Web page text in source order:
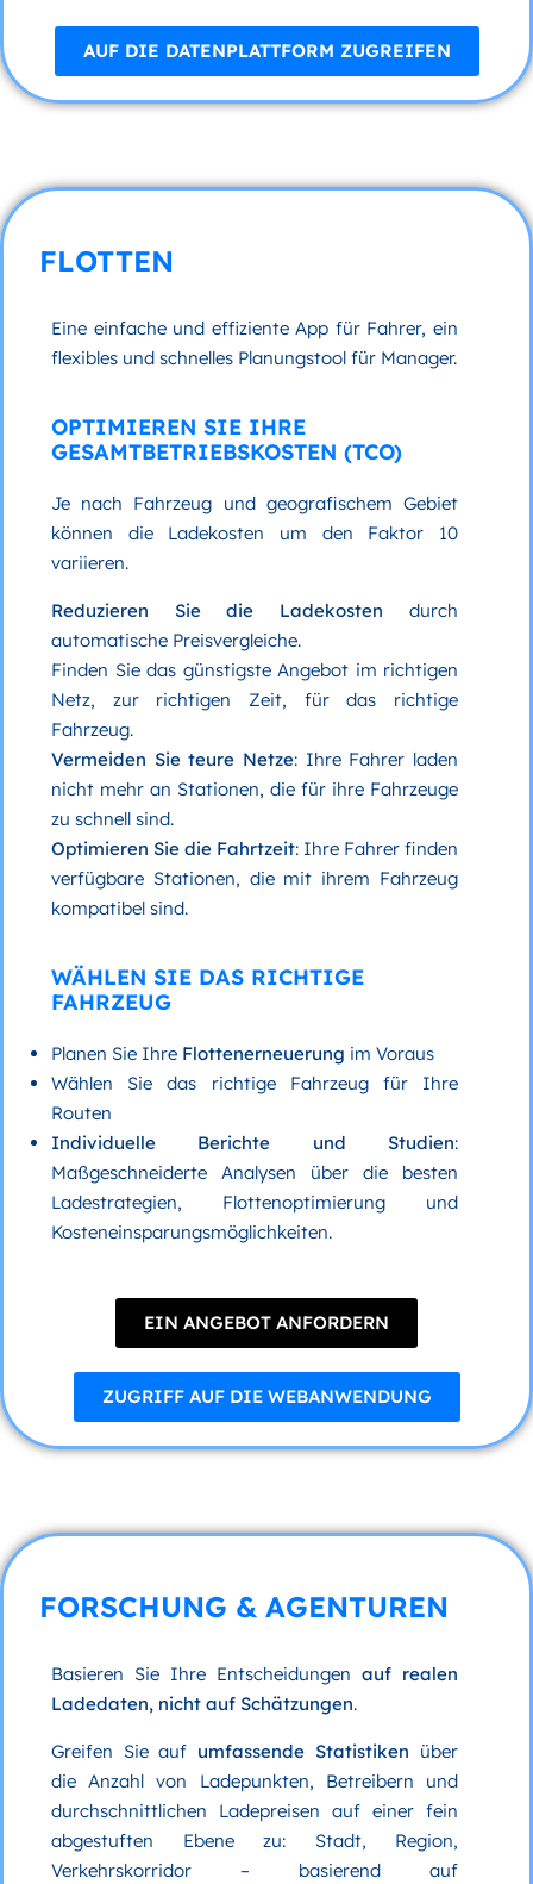
AUF DIE DATENPLATTFORM ZUGREIFEN
FLOTTEN
Eine einfache und effiziente App für Fahrer, ein
flexibles und schnelles Planungstool für Manager.
OPTIMIEREN SIE IHRE
GESAMTBETRIEBSKOSTEN (TCO)
Je nach Fahrzeug und geografischem Gebiet
können die Ladekosten um den Faktor 10
variieren.
Reduzieren Sie die Ladekosten durch
automatische Preisvergleiche.
Finden Sie das günstigste Angebot im richtigen
Netz, zur richtigen Zeit, für das richtige
Fahrzeug.
Vermeiden Sie teure Netze: Ihre Fahrer laden
nicht mehr an Stationen, die für ihre Fahrzeuge
zu schnell sind.
Optimieren Sie die Fahrtzeit: Ihre Fahrer finden
verfügbare Stationen, die mit ihrem Fahrzeug
kompatibel sind.
WÄHLEN SIE DAS RICHTIGE
FAHRZEUG
Planen Sie Ihre Flottenerneuerung im Voraus
Wählen Sie das richtige Fahrzeug für Ihre
Routen
Individuelle Berichte und Studien:
Maßgeschneiderte Analysen über die besten
Ladestrategien, Flottenoptimierung und
Kosteneinsparungsmöglichkeiten.
EIN ANGEBOT ANFORDERN
ZUGRIFF AUF DIE WEBANWENDUNG
FORSCHUNG & AGENTUREN
Basieren Sie Ihre Entscheidungen auf realen
Ladedaten, nicht auf Schätzungen.
Greifen Sie auf umfassende Statistiken über
die Anzahl von Ladepunkten, Betreibern und
durchschnittlichen Ladepreisen auf einer fein
abgestuften Ebene zu: Stadt, Region,
Verkehrskorridor – basierend auf